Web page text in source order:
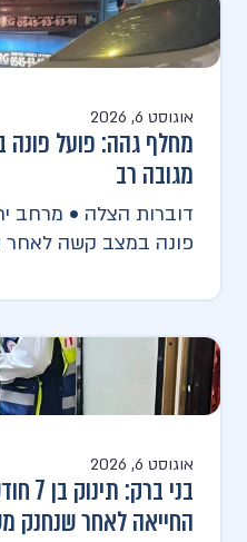
אוגוסט 6, 2026
מחלף גהה: פועל
מגובה רב
דוברות הצלה • מרחב
פונה במצב קשה לאחר
אוגוסט 6, 2026
בני
החייאה לאחר שנחנק